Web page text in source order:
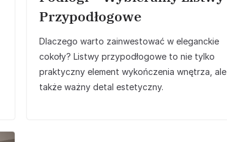
Przypodłogowe
Dlaczego warto zainwestować w eleganckie
cokoły? Listwy przypodłogowe to nie tylko
praktyczny element wykończenia wnętrza, ale
także ważny detal estetyczny.